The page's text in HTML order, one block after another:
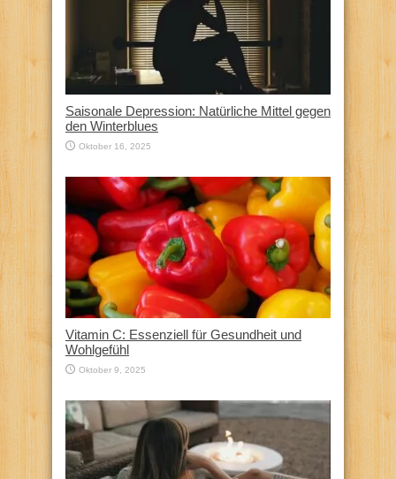
Saisonale Depression: Natürliche Mittel gegen
den Winterblues
Oktober 16, 2025
Vitamin C: Essenziell für Gesundheit und
Wohlgefühl
Oktober 9, 2025